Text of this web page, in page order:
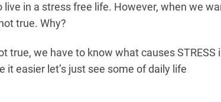
live in a stress free life. However, when we
true. Why?
true, we have to know what causes STRESS
it easier let’s just see some of daily life